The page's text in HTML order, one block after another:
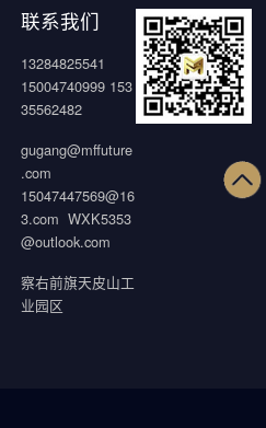
联系我们
13284825541
15004740999 153
35562482
gugang@mffuture
.com
15047447569@16
3.com WXK5353
@outlook.com
察右前旗天皮山工
业园区